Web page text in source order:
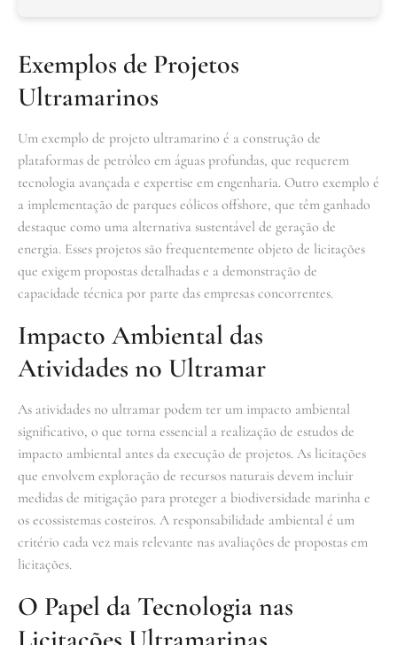
Exemplos de Projetos
Ultramarinos
Um exemplo de projeto ultramarino é a construção de
plataformas de petróleo em águas profundas, que requerem
tecnologia avançada e expertise em engenharia. Outro exemplo é
a implementação de parques eólicos offshore, que têm ganhado
destaque como uma alternativa sustentável de geração de
energia. Esses projetos são frequentemente objeto de licitações
que exigem propostas detalhadas e a demonstração de
capacidade técnica por parte das empresas concorrentes.
Impacto Ambiental das
Atividades no Ultramar
As atividades no ultramar podem ter um impacto ambiental
significativo, o que torna essencial a realização de estudos de
impacto ambiental antes da execução de projetos. As licitações
que envolvem exploração de recursos naturais devem incluir
medidas de mitigação para proteger a biodiversidade marinha e
os ecossistemas costeiros. A responsabilidade ambiental é um
critério cada vez mais relevante nas avaliações de propostas em
licitações.
O Papel da Tecnologia nas